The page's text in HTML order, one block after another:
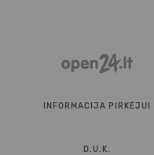
INFORMACIJA PIRKĖJUI
D.U.K.